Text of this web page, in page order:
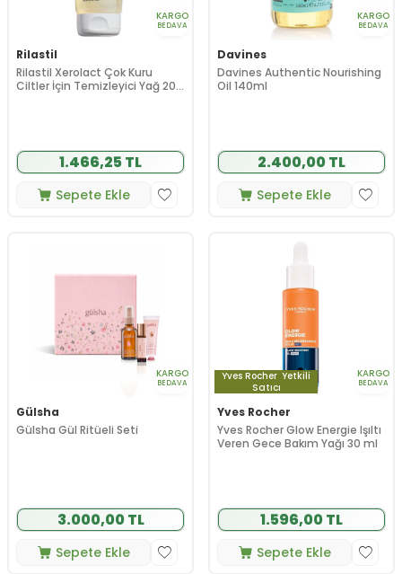
KARGO
BEDAVA
Rilastil
Rilastil Xerolact Çok Kuru
Ciltler İçin Temizleyici Yağ 200
1.466,25 TL
Sepete Ekle
KARGO
BEDAVA
Davines
Davines Authentic Nourishing
Oil 140ml
2.400,00 TL
Sepete Ekle
KARGO
BEDAVA
Gülsha
Gülsha Gül Ritüeli Seti
3.000,00 TL
Sepete Ekle
Yves Rocher Yetkili
Satıcı
KARGO
BEDAVA
Yves Rocher
Yves Rocher Glow Energie Işıltı
Veren Gece Bakım Yağı 30 ml
1.596,00 TL
Sepete Ekle